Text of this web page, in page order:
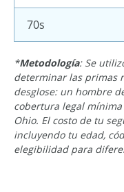
70s
*Metodología: Se
determinar las primas
desglose: un hombre
cobertura legal
Ohio. El costo de tu
incluyendo tu edad,
elegibilidad para